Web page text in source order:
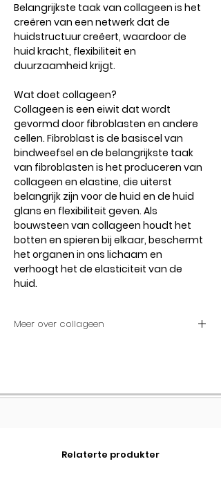
Belangrijkste taak van collageen is het
creëren van een netwerk dat de
huidstructuur creëert, waardoor de
huid kracht, flexibiliteit en
duurzaamheid krijgt.
Wat doet collageen?
Collageen is een eiwit dat wordt
gevormd door fibroblasten en andere
cellen. Fibroblast is de basiscel van
bindweefsel en de belangrijkste taak
van fibroblasten is het produceren van
collageen en elastine, die uiterst
belangrijk zijn voor de huid en de huid
glans en flexibiliteit geven. Als
bouwsteen van collageen houdt het
botten en spieren bij elkaar, beschermt
het organen in ons lichaam en
verhoogt het de elasticiteit van de
huid.
Meer over collageen
door bepaalde eetgewoonten aan te
menopauze is het verlies van
Relaterte produkter